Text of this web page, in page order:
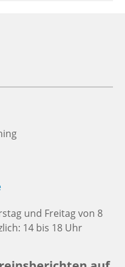
und Freitag von 8
14 bis 18 Uhr